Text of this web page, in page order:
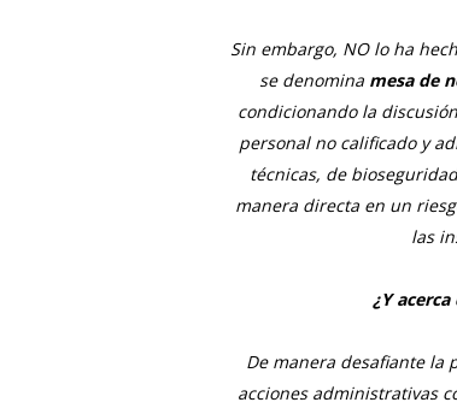
Sin embargo, NO lo ha
se denomina mesa de
condicionando la
personal no calificado y
técnicas, de
manera directa en un
las
¿Y
De manera desafiante la
acciones administrativas